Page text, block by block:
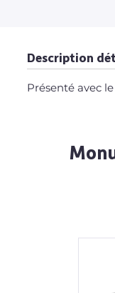
Description
Présenté avec